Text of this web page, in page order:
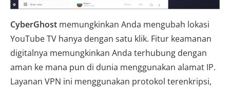
CyberGhost memungkinkan Anda mengubah lokasi
YouTube TV hanya dengan satu klik. Fitur keamanan
digitalnya memungkinkan Anda terhubung dengan
aman ke mana pun di dunia menggunakan alamat IP.
Layanan VPN ini menggunakan protokol terenkripsi,